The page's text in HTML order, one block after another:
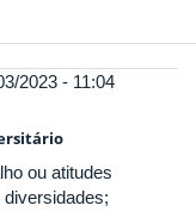
2023 - 11:04
ou atitudes